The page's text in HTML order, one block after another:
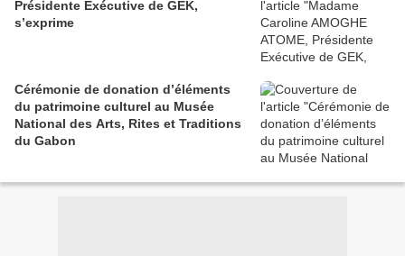
Présidente Exécutive de GEK,
s’exprime
Cérémonie de donation d’éléments
du patrimoine culturel au Musée
National des Arts, Rites et Traditions
du Gabon